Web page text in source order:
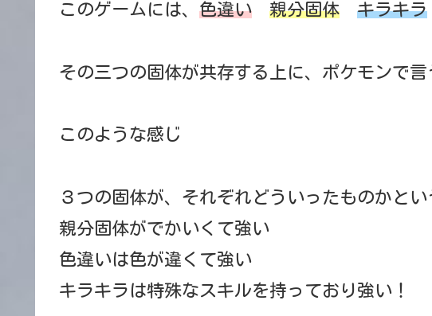
このゲームには、 色違い 親分固体 キラキラ
その三つの固体が共存する上に、ポケモンで言
このような感じ
３つの固体が、それぞれどういったものかとい
親分固体がでかいくて強い
色違いは色が違くて強い
キラキラは特殊なスキルを持っており強い！